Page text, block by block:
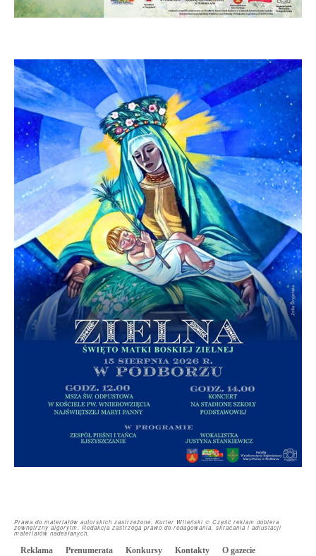
Prawa do materiałów autorskich zastrzeżone. Kurier Wileński © Część reklam dobiera
zewnętrzny algorytm. Redakcja zastrzega prawo do redagowania, skracania i adiustacji
materiałów nadesłanych.
Reklama Prenumerata Konkursy Kontakty O gazecie